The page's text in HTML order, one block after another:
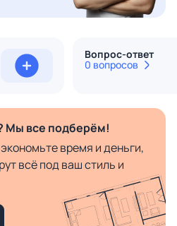
Вопрос-ответ
0 вопросов
Мы все подберём!
время и деньги,
всё под ваш стиль и